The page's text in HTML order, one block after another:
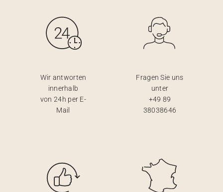
Wir antworten
innerhalb
von 24h per E-
Mail
Fragen Sie uns
unter
+49 89
38038646